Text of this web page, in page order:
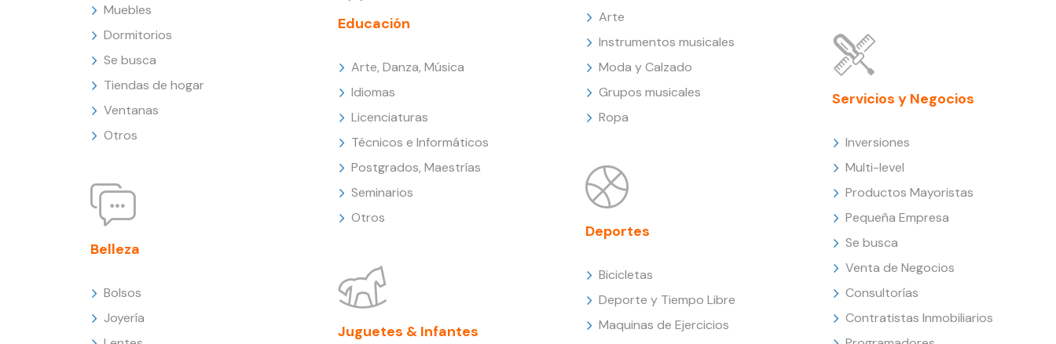
Muebles
Dormitorios
Se busca
Tiendas de hogar
Ventanas
Otros
Belleza
Bolsos
Joyería
Educación
Arte, Danza, Música
Idiomas
Licenciaturas
Técnicos e Informáticos
Postgrados, Maestrías
Seminarios
Otros
Juguetes & Infantes
Arte
Instrumentos musicales
Moda y Calzado
Grupos musicales
Ropa
Deportes
Bicicletas
Deporte y Tiempo Libre
Maquinas de Ejercicios
Servicios y Negocios
Inversiones
Multi-level
Productos Mayoristas
Pequeña Empresa
Se busca
Venta de Negocios
Consultorías
Contratistas Inmobiliarios